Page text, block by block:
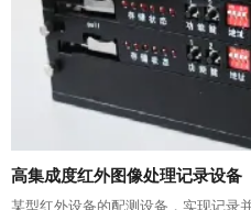
高集成度红外图像处理记录设备
某型红外设备的配测设备，实现记录